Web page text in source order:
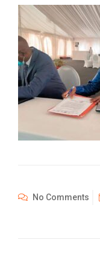
No Comments